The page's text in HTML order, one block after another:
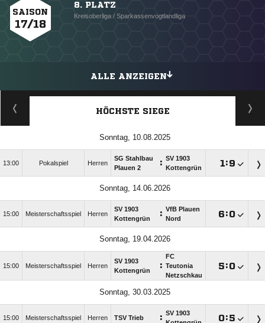
SAISON
17/18
8. PLATZ
Kreisoberliga / Sparkassenvogtlandliga
ALLE ANZEIGEN
HÖCHSTE SIEGE
Sonntag, 10.08.2025
13:00 Pokalspiel Herren
SG Stahlbau
Plauen 2
: SV 1903
Kottengrün
:
Sonntag, 14.06.2026
15:00 Meisterschaftsspiel Herren
SV 1903
Kottengrün
: VfB Plauen
Nord
:
Sonntag, 19.04.2026
15:00 Meisterschaftsspiel Herren
SV 1903
Kottengrün
:
FC
Teutonia
Netzschkau
:
Sonntag, 30.03.2025
15:00 Meisterschaftsspiel Herren TSV Trieb : SV 1903
: